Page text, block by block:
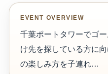
EVENT OVERVIEW
千葉ポートタワーでゴ
け先を探している方に
の楽しみ方を子連れ…